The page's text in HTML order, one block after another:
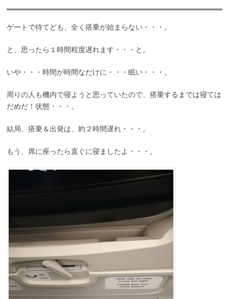
ゲートで待てども、全く搭乗が始まらない・・・。
と、思ったら１時間程度遅れます・・・と。
いや・・・時間が時間なだけに・・・眠い・・・。
周りの人も機内で寝ようと思っていたので、搭乗するまでは寝ては
だめだ！状態・・・。
結局、搭乗＆出発は、約２時間遅れ・・・。
もう、席に座ったら直ぐに寝ましたよ・・・。